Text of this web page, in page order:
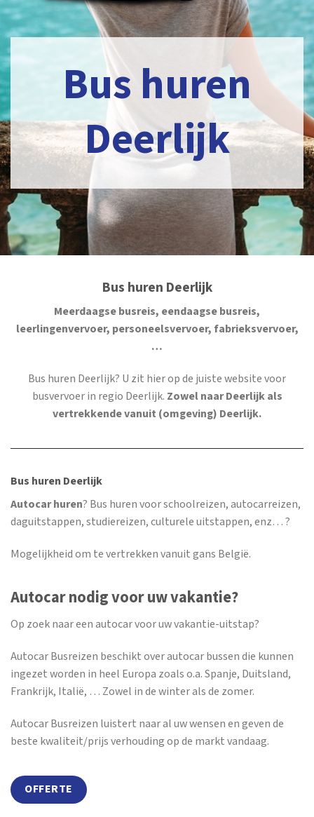
Bus huren
Deerlijk
Bus huren Deerlijk
Meerdaagse busreis, eendaagse busreis,
leerlingenvervoer, personeelsvervoer, fabrieksvervoer,
…
Bus huren Deerlijk? U zit hier op de juiste website voor
busvervoer in regio Deerlijk. Zowel naar Deerlijk als
vertrekkende vanuit (omgeving) Deerlijk.
Bus huren Deerlijk
Autocar huren? Bus huren voor schoolreizen, autocarreizen,
daguitstappen, studiereizen, culturele uitstappen, enz… ?
Mogelijkheid om te vertrekken vanuit gans België.
Autocar nodig voor uw vakantie?
Op zoek naar een autocar voor uw vakantie-uitstap?
Autocar Busreizen beschikt over autocar bussen die kunnen
ingezet worden in heel Europa zoals o.a. Spanje, Duitsland,
Frankrijk, Italië, … Zowel in de winter als de zomer.
Autocar Busreizen luistert naar al uw wensen en geven de
beste kwaliteit/prijs verhouding op de markt vandaag.
OFFERTE